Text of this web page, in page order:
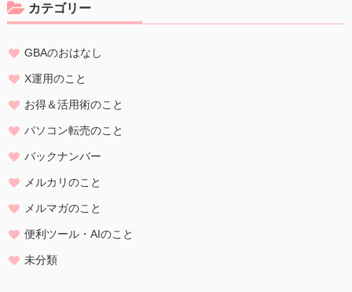
電子メールアドレス、職業、勤務先等、特定の個人を識別し得る情報
をいいます。
個人情報の収集・利用
当方は、以下の目的のため、その範囲内においてのみ、個人情報を収
自発的な提供によるものであり、お客様が個人情報を提供された場合
は、当方が本方針に則って個人情報を 利用することをお客様が許諾し
・新商品の案内などお客様に有益かつ必要と思われる情報の提供
・業務遂行上で必要となる当方からの問い合わせ、確認、および
・各種のお問い合わせ対応
カテゴリー
GBAのおはなし
X運用のこと
お得＆活用術のこと
パソコン転売のこと
バックナンバー
メルカリのこと
メルマガのこと
便利ツール・AIのこと
未分類